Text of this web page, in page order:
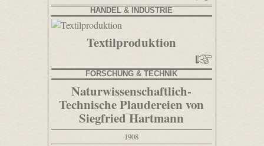
HANDEL & INDUSTRIE
Textilproduktion
FORSCHUNG & TECHNIK
Naturwissenschaftlich-
Technische Plaudereien von
Siegfried Hartmann
1908